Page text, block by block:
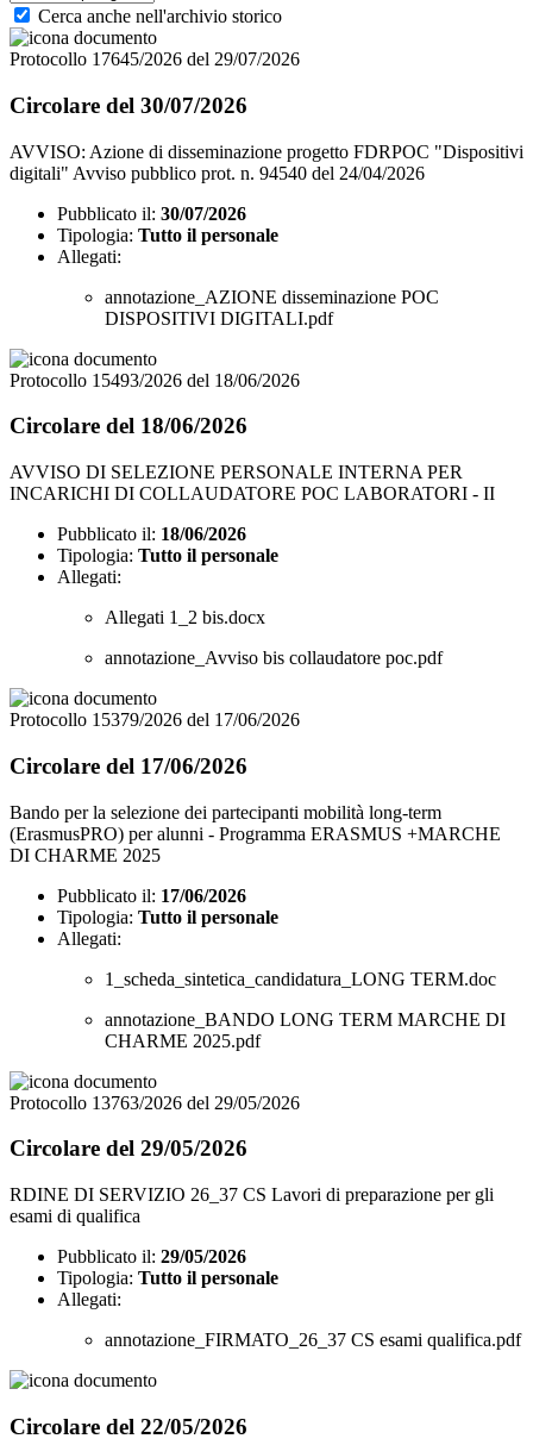
Cerca anche nell'archivio storico
Protocollo 17645/2026 del 29/07/2026
Circolare del 30/07/2026
AVVISO: Azione di disseminazione progetto FDRPOC "Dispositivi
digitali" Avviso pubblico prot. n. 94540 del 24/04/2026
Pubblicato il: 30/07/2026
Tipologia: Tutto il personale
Allegati:
annotazione_AZIONE disseminazione POC
DISPOSITIVI DIGITALI.pdf
Protocollo 15493/2026 del 18/06/2026
Circolare del 18/06/2026
AVVISO DI SELEZIONE PERSONALE INTERNA PER
INCARICHI DI COLLAUDATORE POC LABORATORI - II
Pubblicato il: 18/06/2026
Tipologia: Tutto il personale
Allegati:
Allegati 1_2 bis.docx
annotazione_Avviso bis collaudatore poc.pdf
Protocollo 15379/2026 del 17/06/2026
Circolare del 17/06/2026
Bando per la selezione dei partecipanti mobilità long-term
(ErasmusPRO) per alunni - Programma ERASMUS +MARCHE
DI CHARME 2025
Pubblicato il: 17/06/2026
Tipologia: Tutto il personale
Allegati:
1_scheda_sintetica_candidatura_LONG TERM.doc
annotazione_BANDO LONG TERM MARCHE DI
CHARME 2025.pdf
Protocollo 13763/2026 del 29/05/2026
Circolare del 29/05/2026
RDINE DI SERVIZIO 26_37 CS Lavori di preparazione per gli
esami di qualifica
Pubblicato il: 29/05/2026
Tipologia: Tutto il personale
Allegati:
annotazione_FIRMATO_26_37 CS esami qualifica.pdf
Circolare del 22/05/2026